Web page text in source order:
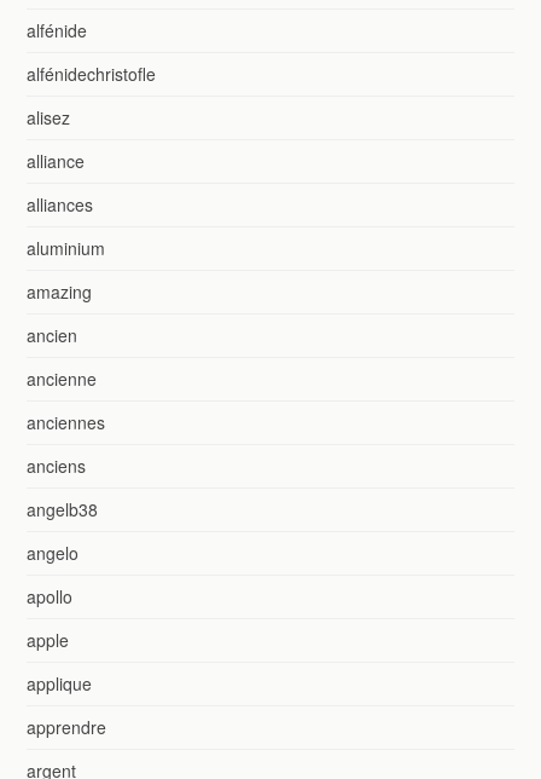
alfénide
alfénidechristofle
alisez
alliance
alliances
aluminium
amazing
ancien
ancienne
anciennes
anciens
angelb38
angelo
apollo
apple
applique
apprendre
argent